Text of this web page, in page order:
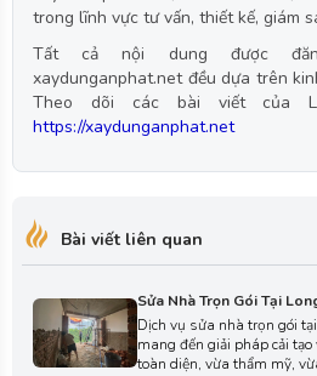
trong lĩnh vực tư vấn, thiết kế, giám
Tất cả nội dung được
xaydunganphat.net đều dựa trên
Theo dõi các bài viết của
https://xaydunganphat.net
Bài viết liên quan
Sửa Nhà Trọn Gói Tại
Dịch vụ sửa nhà trọn gói
mang đến giải pháp cải
toàn diện, vừa thẩm mỹ,